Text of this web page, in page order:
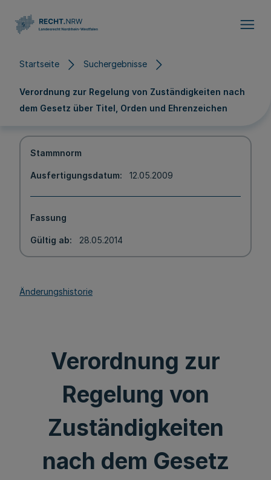
Startseite Suchergebnisse
Verordnung zur Regelung von Zuständigkeiten nach
dem Gesetz über Titel, Orden und Ehrenzeichen
Stammnorm
Ausfertigungsdatum 12.05.2009
Fassung
Gültig ab 28.05.2014
Änderungshistorie
Verordnung zur
Regelung von
Zuständigkeiten
nach dem Gesetz